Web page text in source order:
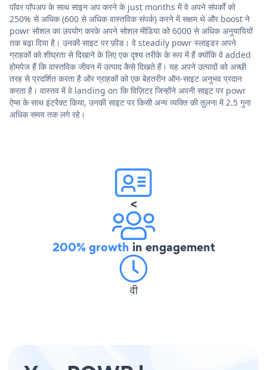
पॉवर पॉपअप के साथ साइन अप करने के just months में वे अपने संपर्कों को
250% से अधिक (600 से अधिक वास्तविक संपर्क) करने में सक्षम थे और boost ने
powr सोशल का उपयोग करके अपने सोशल मीडिया को 6000 से अधिक अनुयायियों
तक बढ़ा दिया है। उनकी साइट पर फ़ीड। वे steadily powr स्लाइडर अपने
ग्राहकों को शीघ्रता से दिखाने के लिए एक दृश्य तरीके के रूप में हैं क्योंकि वे added
होमपेज हैं कि वास्तविक जीवन में उत्पाद कैसे दिखते हैं। यह अपने उत्पादों को अच्छी
तरह से प्रदर्शित करता है और ग्राहकों को एक बेहतरीन ऑन-साइट अनुभव प्रदान
करता है। वास्तव में वे landing on कि विज़िटर जिन्होंने अपनी साइट पर powr
ऐप्स के साथ इंटरैक्ट किया, उनकी साइट पर किसी अन्य व्यक्ति की तुलना में 2.5 गुना
अधिक समय तक लगे रहे।
<
200% growth in engagement
वी